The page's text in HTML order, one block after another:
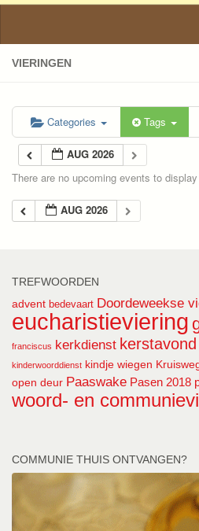
VIERINGEN
Categories Tags
AUG 2026
There are no upcoming events to
AUG 2026
TREFWOORDEN
advent bedevaart Doordeweekse
eucharistieviering
franciscus kerkdienst kerstavond
kinderwoorddienst kindje wiegen
open deur Paaswake Pasen 2018
woord- en
COMMUNIE THUIS ONTVANGEN?